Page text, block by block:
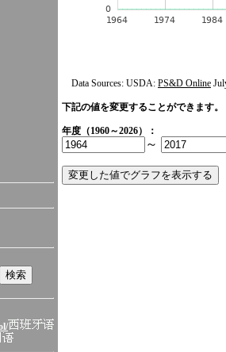
Data Sources: USDA: PS&D Online
下記の値を変更することができます。
年度（1960～2026）：
～